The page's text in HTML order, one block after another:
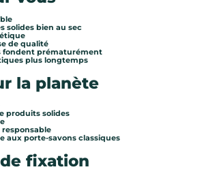
solides bien au sec
de qualité
fondent prématurément
plus longtemps
la planète
produits solides
aux porte-savons classiques
fixation